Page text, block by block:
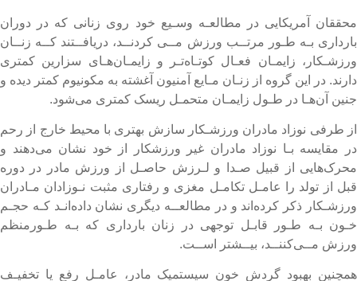
آمریکایی در مطالعـه وسـیع خود روی زنانی که در دوران
بـه طـور مرتــب ورزش مــی کردنــد، دریافــتند کــه زنــان
زایمـان فعـال کوتـاه‌تـر و زایمـان‌هـای سزارین کمتری
در این گروه از زنـان مـایع آمنیون آغشته به مکونیوم کمتر دیده و
آن‌هـا در طـول زایمـان متحمـل ریسک کمتری می‌شود.
طرفی نوزاد مادران ورزشـکار سازش بهتری با محیط خارج از رحم
مقایسه بـا نوزاد مادران غیر ورزشکار از خود نشان می‌دهند و
از قبیل صـدا و لـرزش حاصـل از ورزش مادر در دوره
از تولد را عامـل تکامـل مغزی و رفتاری مثبت نـوزادان مـادران
ذکر کرده‌اند و در مطالعــه دیگری نشان داده‌انـد کـه حجـم
بـه طـور قابـل توجهی در زنان بارداری که بـه طـورمنظم
مــی‌کننــد، بیــشتر اســت.
بهبود گردش خون سیستمیک مادر، عامـل رفع یا تخفیـف